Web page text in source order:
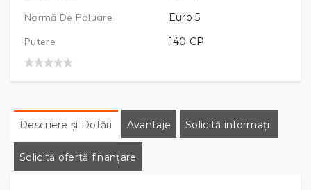
Normă De Poluare
Euro 5
Putere
140 CP
Descriere și Dotări Avantaje Solicită informații
Solicită ofertă finanțare